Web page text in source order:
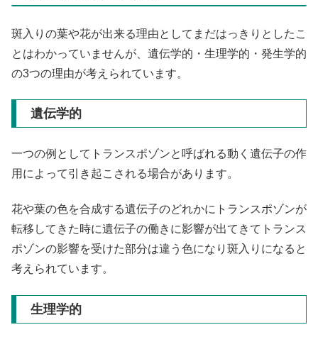
斑入りの葉や花が出来る理由としてまだはっきりとしたこ
とはわかっていませんが、遺伝学的・生理学的・発生学的
の3つの理由が考えられています。
遺伝学的
一つの例としてトランスポゾンと呼ばれる動く遺伝子の作
用によって引き起こされる場合があります。
花や葉の色を合成する遺伝子のどれかにトランスポゾンが
転移してきた時に遺伝子の働きに影響が出てきてトランス
ポゾンの影響を受けた部分は違う色になり斑入りになると
考えられています。
生理学的